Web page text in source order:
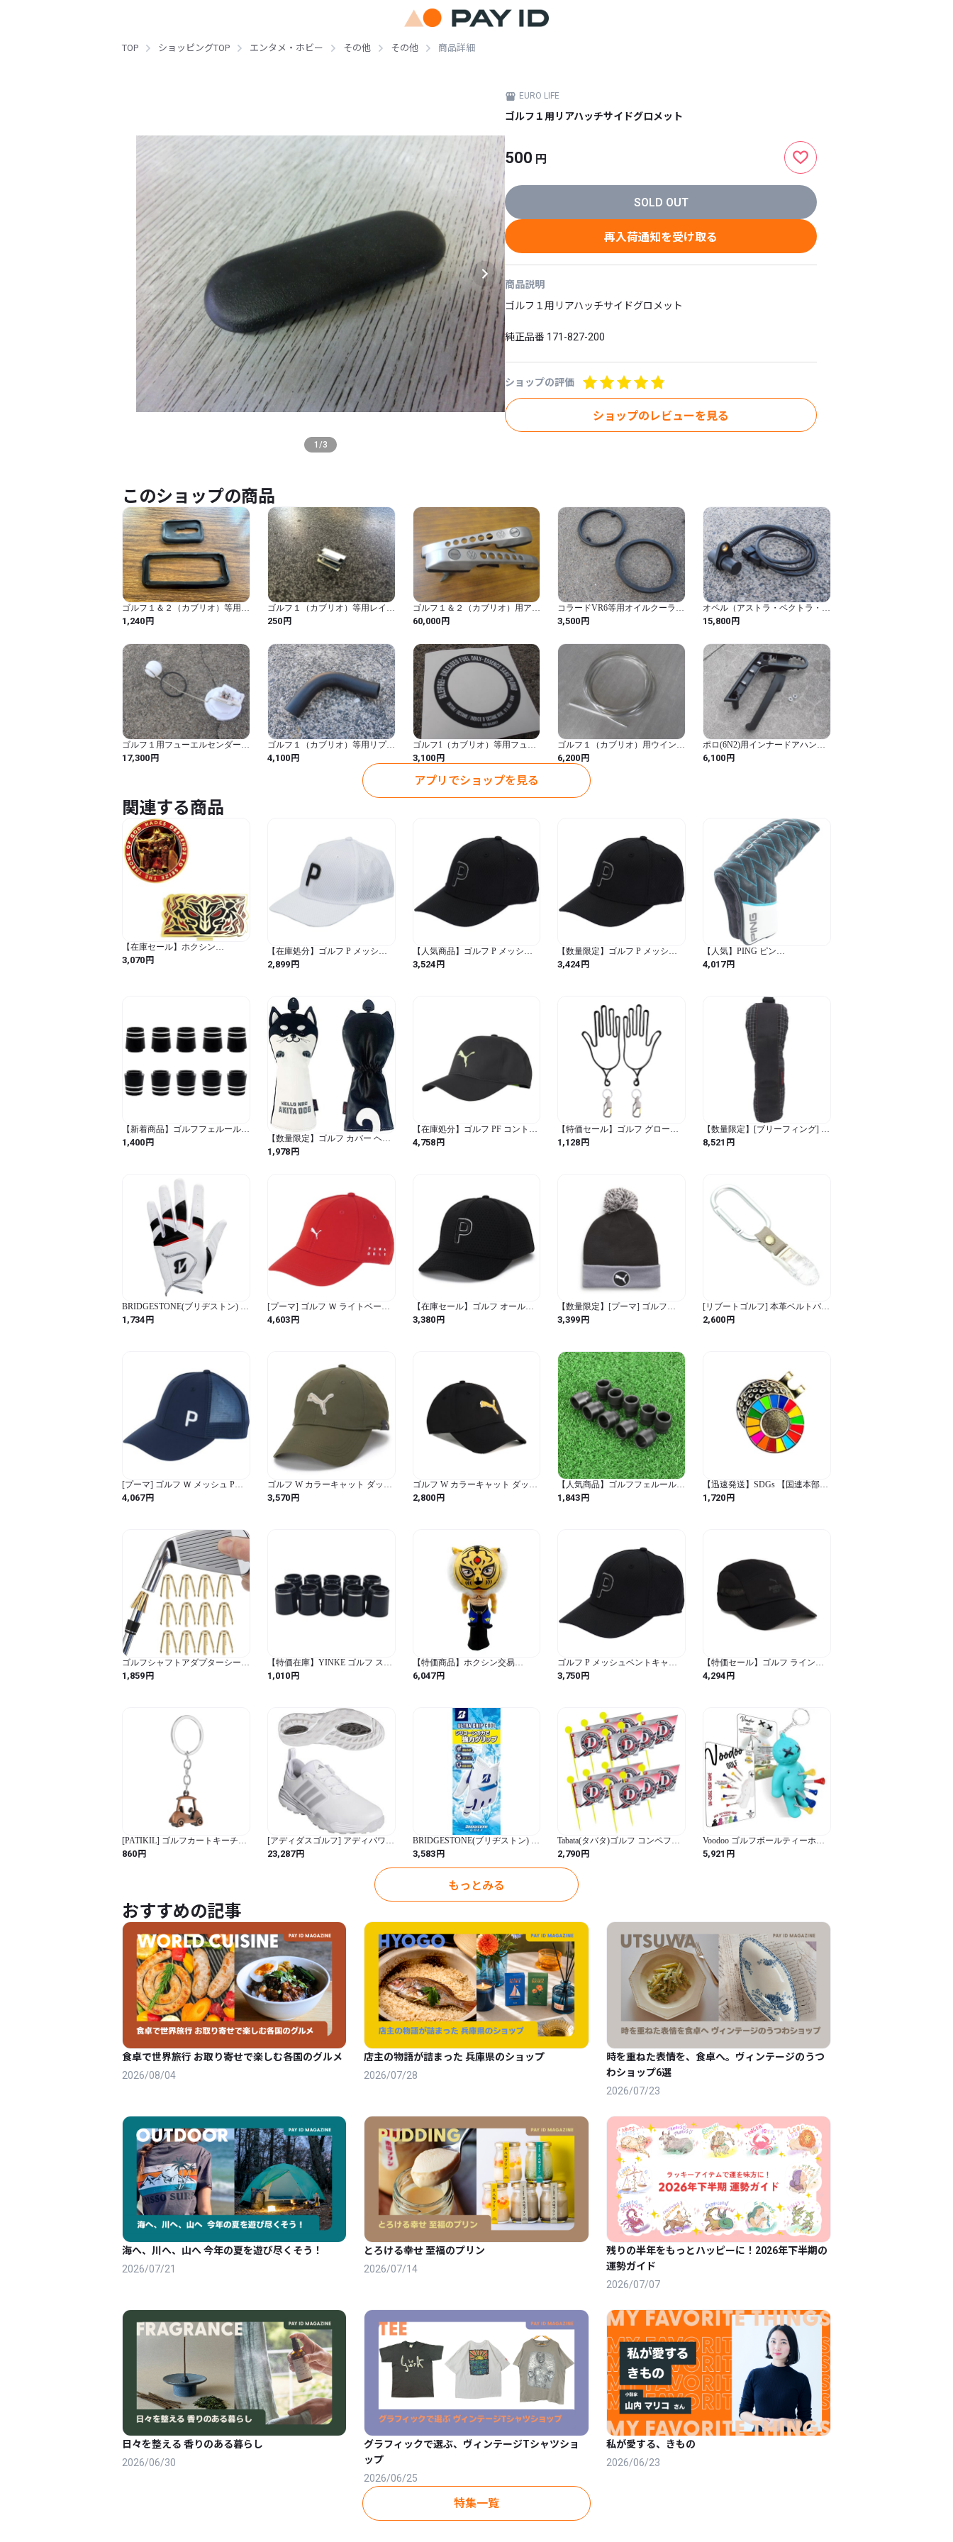
TOP ショッピングTOP エンタメ・ホビー その他 その他 商品詳細
1 /3
EURO LIFE
ゴルフ１用リアハッチサイドグロメット
500 円
SOLD OUT
再入荷通知を受け取る
商品説明
ゴルフ１用リアハッチサイドグロメット
純正品番 171-827-200
ショップの評価
ショップのレビューを見る
このショップの商品
ゴルフ１＆２（カブリオ）等用ア
ウタードアハンドル部リプレース
ガスケットセット
1,240円
ゴルフ１（カブリオ）等用レイン
トレイクリップリプレース
250円
ゴルフ１＆２（カブリオ）用アル
ミビレットアウタードアハンドル
ペア
60,000円
コラードVR6等用オイルクーラー
Oリングセット
3,500円
オペル（アストラ・ベクトラ・カ
リブラ・オメガ等）用クランクシ
ャフトポジションセンサー
15,800円
ゴルフ１用フューエルセンダーゲ
ージリプレース
17,300円
ゴルフ１（カブリオ）等用リプレ
ースフューエルアングルホース
4,100円
ゴルフ1（カブリオ）等用フュー
エルリッドステッカーレプリカ
3,100円
ゴルフ１（カブリオ）用ウインド
ーガラスシール用クロームトリム
6,200円
ポロ(6N2)用インナードアハンド
ルフロント左
6,100円
アプリでショップを見る
関連する商品
【在庫セール】ホクシン
（Hokushin） ハーデス ゴルフマ
ーカー BIGサイズ HDM001 （Ｆ
3,070円
【在庫処分】ゴルフ P メッシュ
ベントキャップ_02767204_プーマ
ホワイト (プーマホワイト / スポ
2,899円
【人気商品】ゴルフ P メッシュ
ベントキャップ_02767201_プーマ
ブラック (プーマブラック / スポ
3,524円
【数量限定】ゴルフ P メッシュ
ベントキャップ_02767201_プーマ
ブラック (プーマブラック / スポ
3,424円
【人気】PING ピン
SCOTTSDALE 2025 ブレード型
パターカバー ANSER/ANSER
4,017円
【新着商品】ゴルフフェルール
10個入り スリーブ用ソケット リ
シャフト部品銀箔2本
1,400円
【数量限定】ゴルフ カバー ヘッ
ド カバー ドライバー カバー
440cc 460cc用カバー ウッド用カ
1,978円
【在庫処分】ゴルフ PF コントラ
ストCATパフォーマンスキャップ
026032_01 ブラック (ブラック /
4,758円
【特価セール】ゴルフ グローブ 2
個セット 黒 手型 ホルダー ゴルフ
用 型崩れ防止 シワ対策用 手袋 ハ
1,128円
【数量限定】[ブリーフィング] ユ
ーティリティ カバー RS UTILITY
COVER RS BRG243G04 ゴルフ ヘ
8,521 円
BRIDGESTONE(ブリヂストン) ゴ
ルフグローブ SOFT GRIP GL2404
ホワイト 23cm メンズ
1,734円
[プーマ] ゴルフ Ｗ ライトベーシ
ックキャップ_02768403_キャンデ
ィーアップル (キャンディーアッ
4,603円
【在庫セール】ゴルフ オールメ
ッシュPキャップ 026683_01 プー
マブラック_ (プーマブラック /
3,380円
【数量限定】[プーマ] ゴルフ
WRMLBL RemovAble Pom ビーニ
ー メンズ 024810 プーマ ブラッ
ーニー / 無地)
3,399円
[リブートゴルフ] 本革ベルトパタ
ーカバーホルダー イタリア革ク
レタ PCH011-CR
2,600円
[プーマ] ゴルフ Ｗ メッシュ Pキ
ャップ_02768002_ブルージュエル
(ブルージュエル / 無地)
4,067円
ゴルフ W カラーキャット ダッド
キャップ 026701_03 ダークセージ
3,570円
ゴルフ W カラーキャット ダッド
キャップ 026701_01 プーマブラッ
ク_
2,800円
【人気商品】ゴルフフェルール
ゴルフスリーブソケット ゴルフ
ソケット TEENGSE PING ピン G
1,843円
【迅速発送】SDGs 【国連本部公
式最新仕様/インボイス制度対
応】ゴルフマーカー ハットクリ
1,720円
ゴルフシャフトアダプターシーム
リペア用品 12pcs/set 335 .350 .355
.370 シャフトに汎用 ブラス製ホ
1,859円
【特価在庫】YINKE ゴルフ スリ
ーブ用ソケット 10個入り 長16mm
ゴルフ ソケット ゴルフフェルー
1,010円
【特価商品】ホクシン交易
(HOKUSHIN TRADING) 初代タ
イガーマスク ゴルフヘッドカバ
ＦＦ / タイガーマスク)
6,047円
ゴルフ P メッシュベントキャッ
プ_02767201_プーマブラック
3,750円
【特価セール】ゴルフ ラインメ
ッシュ JETキャップ 026684_01 プ
ーマブラック_ (プーマブラック /
4,294円
[PATIKIL] ゴルフカートキーチェ
ーン ミニかわいいゴルフキーチ
ェーンスポーツペンダントキーリ
860円
[アディダスゴルフ] アディパワー
26 SL
23,287円
BRIDGESTONE(ブリヂストン) ゴ
ルフグローブ ULTRA GRIP
COOL GLGS31 24cm
3,583円
Tabata(タバタ)ゴルフ コンペフラ
ッグ キラキラ光って見つけやす
い 遠くからも視認性が高い 5名ま
で記入可能 倒れにくい 丈夫 コン
ペ旗 コンペグッズ コンペ用品 ド
ラコン用 12本 【GV8030】
2,790円
Voodoo ゴルフボールティーホル
ダー | ノベルティキーホルダーア
クセサリー バッグ用 | 男性用ギフ
5,921 円
もっとみる
おすすめの記事
食卓で世界旅行 お取り寄せで楽しむ各国のグルメ
2026/08/04
店主の物語が詰まった 兵庫県のショップ
2026/07/28
時を重ねた表情を、食卓へ。ヴィンテージのうつ
わショップ6選
2026/07/23
海へ、川へ、山へ 今年の夏を遊び尽くそう！
2026/07/21
とろける幸せ 至福のプリン
2026/07/14
残りの半年をもっとハッピーに！2026年下半期の
運勢ガイド
2026/07/07
日々を整える 香りのある暮らし
2026/06/30
グラフィックで選ぶ、ヴィンテージTシャツショ
ップ
2026/06/25
私が愛する、きもの
2026/06/23
特集一覧